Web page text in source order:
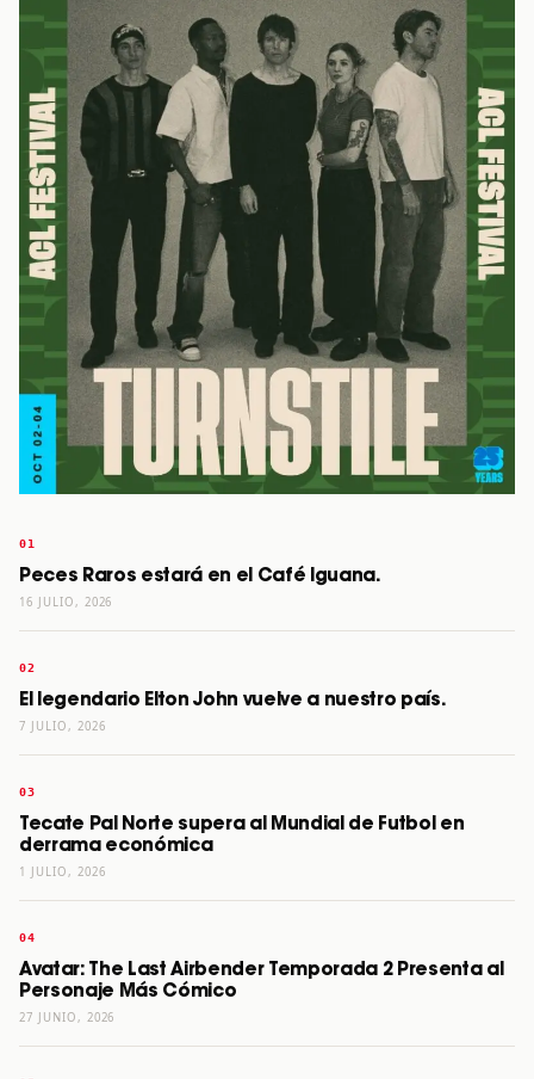
Peces Raros estará en el Café Iguana.
16 JULIO, 2026
El legendario Elton John vuelve a nuestro país.
7 JULIO, 2026
Tecate Pal Norte supera al Mundial de Futbol en
derrama económica
1 JULIO, 2026
Avatar: The Last Airbender Temporada 2 Presenta al
Personaje Más Cómico
27 JUNIO, 2026